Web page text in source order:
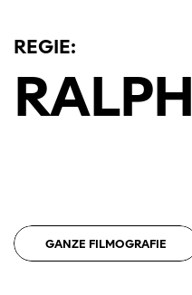
REGIE:
RALPH
GANZE FILMOGRAFIE